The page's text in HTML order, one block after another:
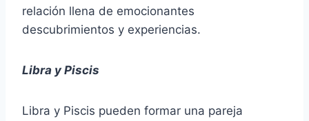
relación llena de emocionantes
descubrimientos y experiencias.
Libra y Piscis
Libra y Piscis pueden formar una pareja